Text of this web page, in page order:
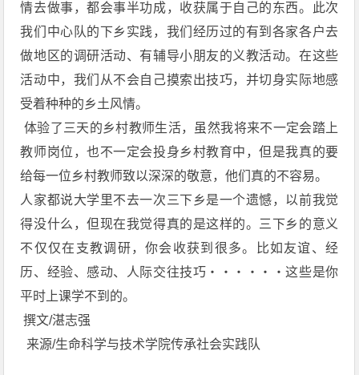
情去做事，都会事半功成，收获属于自己的东西。此次
我们中心队的下乡实践，我们经历过的有到各家各户去
做地区的调研活动、有辅导小朋友的义教活动。在这些
活动中，我们从不会自己摸索出技巧，并切身实际地感
受着种种的乡土风情。
体验了三天的乡村教师生活，虽然我将来不一定会踏上
教师岗位，也不一定会投身乡村教育中，但是我真的要
给每一位乡村教师致以深深的敬意，他们真的不容易。
人家都说大学里不去一次三下乡是一个遗憾，以前我觉
得没什么，但现在我觉得真的是这样的。三下乡的意义
不仅仅在支教调研，你会收获到很多。比如友谊、经
历、经验、感动、人际交往技巧・・・・・・这些是你
平时上课学不到的。
撰文/湛志强
来源/生命科学与技术学院传承社会实践队